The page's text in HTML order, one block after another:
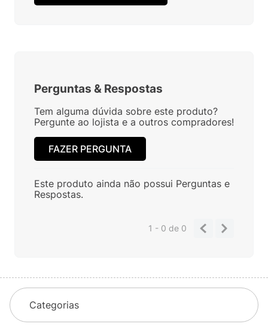
Perguntas & Respostas
Tem alguma dúvida sobre este produto?
Pergunte ao lojista e a outros compradores!
FAZER PERGUNTA
Este produto ainda não possui Perguntas e
Respostas.
1 - 0de 0
Categorias